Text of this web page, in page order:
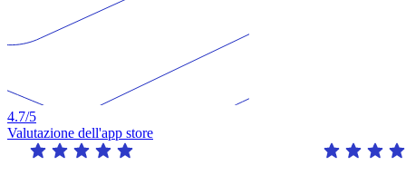
4.7/5
Valutazione dell'app store